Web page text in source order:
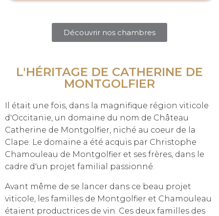
Découvrir nos chambres
L'HÉRITAGE DE CATHERINE DE
MONTGOLFIER
Il était une fois, dans la magnifique région viticole
d'Occitanie, un domaine du nom de Château
Catherine de Montgolfier, niché au coeur de la
Clape. Le domaine a été acquis par Christophe
Chamouleau de Montgolfier et ses frères, dans le
cadre d'un projet familial passionné.
Avant même de se lancer dans ce beau projet
viticole, les familles de Montgolfier et Chamouleau
étaient productrices de vin. Ces deux familles des